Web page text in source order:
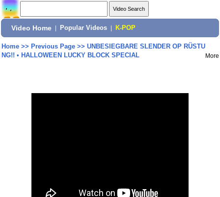
Video Home Popular Videos K-POP
Home>> Previous Page>> UNBESIEGBARE SLENDER OP RÜSTU
NG!! • HALLOWEEN LUCKY BLOCK SPECIAL
More